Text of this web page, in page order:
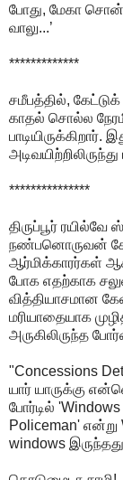
போது, மேகா
வாலு...’
*************
சமீபத்தில்,
காதல் சொல்ல
***************
திருப்பூர்
நண்பனொருவன்
ஆர்மிக்காரர்கள்
போக எதற்காக
வித்தியாசமான
மரியாதையாக
அருகிலிருந்த
"Concessions
யார் யாருக்கு
போர்டில்
Policeman' என்று
windows